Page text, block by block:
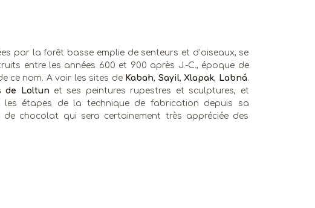
par la forêt basse emplie de senteurs et d’oiseaux, se
entre les années 600 et 900 après J.-C., époque de
ce nom. A voir les sites de Kabah, Sayil, Xlapak, Labná.
de Loltun et ses peintures rupestres et sculptures, et
les étapes de la technique de fabrication depuis sa
chocolat qui sera certainement très appréciée des